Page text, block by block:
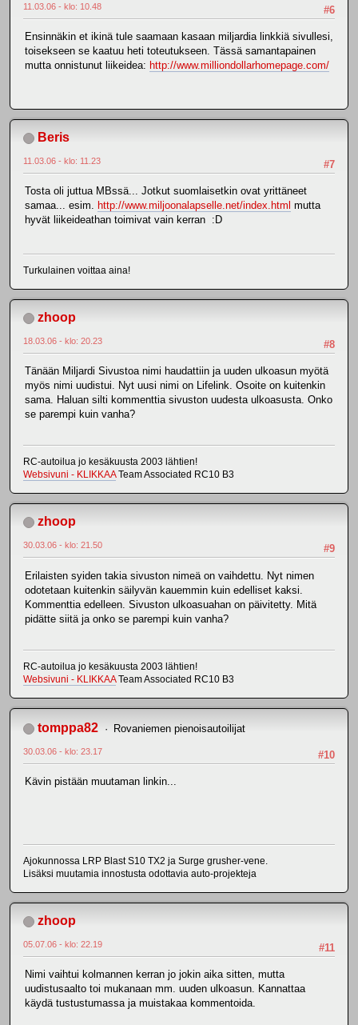
#6
11.03.06 - klo: 10.48
Ensinnäkin et ikinä tule saamaan kasaan miljardia linkkiä sivullesi,
toisekseen se kaatuu heti toteutukseen. Tässä samantapainen
mutta onnistunut liikeidea: http://www.milliondollarhomepage.com/
Beris
#7
11.03.06 - klo: 11.23
Tosta oli juttua MBssä... Jotkut suomlaisetkin ovat yrittäneet
samaa... esim. http://www.miljoonalapselle.net/index.html mutta
hyvät liikeideathan toimivat vain kerran :D
Turkulainen voittaa aina!
zhoop
#8
18.03.06 - klo: 20.23
Tänään Miljardi Sivustoa nimi haudattiin ja uuden ulkoasun myötä
myös nimi uudistui. Nyt uusi nimi on Lifelink. Osoite on kuitenkin
sama. Haluan silti kommenttia sivuston uudesta ulkoasusta. Onko
se parempi kuin vanha?
RC-autoilua jo kesäkuusta 2003 lähtien!
Websivuni - KLIKKAATeam Associated RC10 B3
zhoop
#9
30.03.06 - klo: 21.50
Erilaisten syiden takia sivuston nimeä on vaihdettu. Nyt nimen
odotetaan kuitenkin säilyvän kauemmin kuin edelliset kaksi.
Kommenttia edelleen. Sivuston ulkoasuahan on päivitetty. Mitä
pidätte siitä ja onko se parempi kuin vanha?
RC-autoilua jo kesäkuusta 2003 lähtien!
Websivuni - KLIKKAATeam Associated RC10 B3
tomppa82 Rovaniemen pienoisautoilijat
#10
30.03.06 - klo: 23.17
Kävin pistään muutaman linkin...
Ajokunnossa LRP Blast S10 TX2 ja Surge grusher-vene.
Lisäksi muutamia innostusta odottavia auto-projekteja
zhoop
#11
05.07.06 - klo: 22.19
Nimi vaihtui kolmannen kerran jo jokin aika sitten, mutta
uudistusaalto toi mukanaan mm. uuden ulkoasun. Kannattaa
käydä tustustumassa ja muistakaa kommentoida.